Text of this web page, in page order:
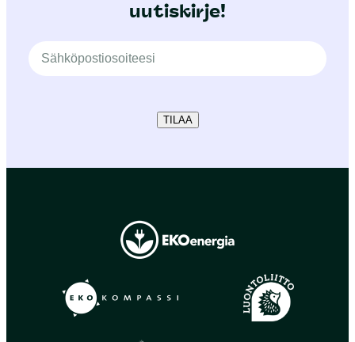
uutiskirje!
TILAA